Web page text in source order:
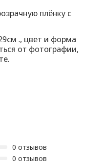
плёнку с
., цвет и форма
от фотографии,
0 отзывов
0 отзывов